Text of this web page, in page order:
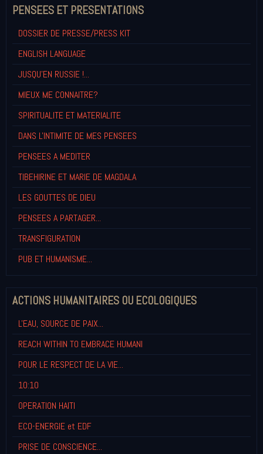
PENSEES ET PRESENTATIONS
DOSSIER DE PRESSE/PRESS KIT
ENGLISH LANGUAGE
JUSQU'EN RUSSIE !...
MIEUX ME CONNAITRE?
SPIRITUALITE ET MATERIALITE
DANS L'INTIMITE DE MES PENSEES
PENSEES A MEDITER
TIBEHIRINE ET MARIE DE MAGDALA
LES GOUTTES DE DIEU
PENSEES A PARTAGER...
TRANSFIGURATION
PUB ET HUMANISME...
ACTIONS HUMANITAIRES OU ECOLOGIQUES
L'EAU, SOURCE DE PAIX...
REACH WITHIN TO EMBRACE HUMANI
POUR LE RESPECT DE LA VIE...
10:10
OPERATION HAITI
ECO-ENERGIE et EDF
PRISE DE CONSCIENCE...